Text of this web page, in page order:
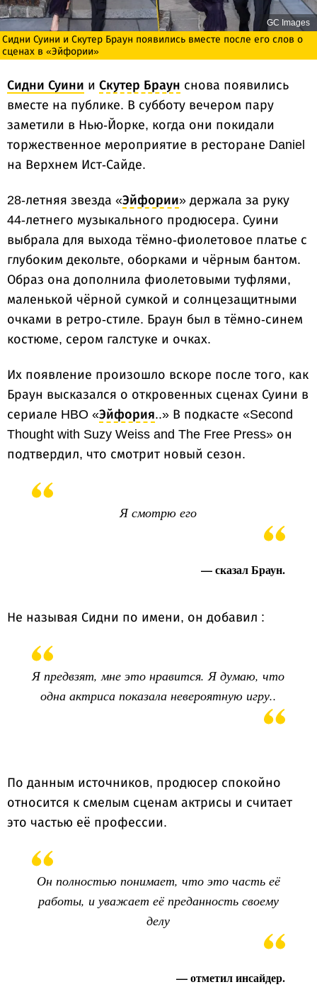
GC Images
Сидни Суини и Скутер Браун появились вместе после его слов о
сценах в «Эйфории»
Сидни Суини и Скутер Браун снова появились
вместе на публике. В субботу вечером пару
заметили в Нью-Йорке, когда они покидали
торжественное мероприятие в ресторане Daniel
на Верхнем Ист-Сайде.
28-летняя звезда «Эйфории» держала за руку
44-летнего музыкального продюсера. Суини
выбрала для выхода тёмно-фиолетовое платье с
глубоким декольте, оборками и чёрным бантом.
Образ она дополнила фиолетовыми туфлями,
маленькой чёрной сумкой и солнцезащитными
очками в ретро-стиле. Браун был в тёмно-синем
костюме, сером галстуке и очках.
Их появление произошло вскоре после того, как
Браун высказался о откровенных сценах Суини в
сериале HBO «Эйфория..» В подкасте «Second
Thought with Suzy Weiss and The Free Press» он
подтвердил, что смотрит новый сезон.
Я смотрю его
— сказал Браун.
Не называя Сидни по имени, он добавил :
Я предвзят, мне это нравится. Я думаю, что
одна актриса показала невероятную игру..
По данным источников, продюсер спокойно
относится к смелым сценам актрисы и считает
это частью её профессии.
Он полностью понимает, что это часть её
работы, и уважает её преданность своему
делу
— отметил инсайдер.